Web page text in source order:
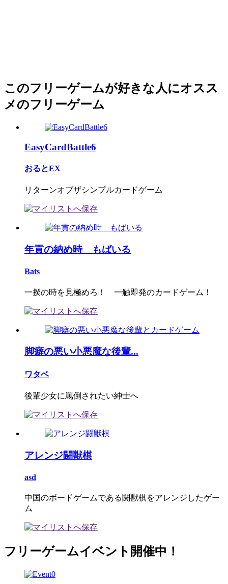
このフリーゲームが好きな人にオスス
メのフリーゲーム
EasyCardBattle6
おるとEX
リターンオブザシンプルカードゲーム
年貢の納め時 もばいる
Bats
一揆の時を見極めろ！ 一触即発のカードゲーム！
脚癖の悪い小悪魔な後輩...
ワタベ
後輩少女に罵倒されたい紳士へ
アレンジ闘獣棋
asd
中国のボードゲームである闘獣棋をアレンジしたゲー
ム
フリーゲームイベント開催中！